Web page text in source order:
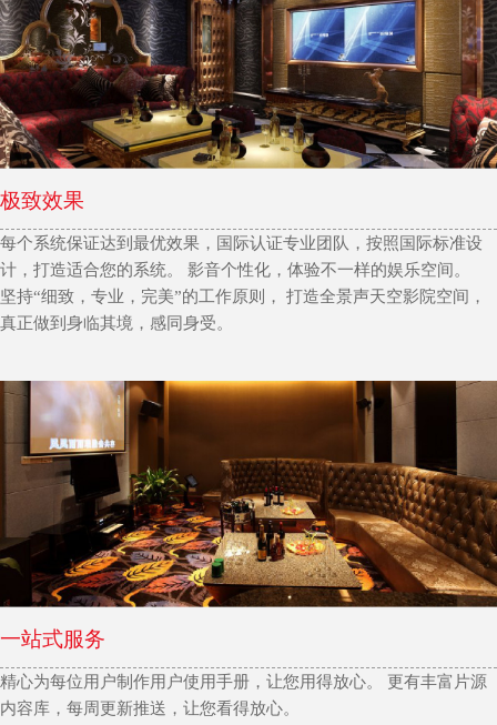
极致效果
每个系统保证达到最优效果，国际认证专业团队，按照国际标准设
计，打造适合您的系统。 影音个性化，体验不一样的娱乐空间。
坚持“细致，专业，完美”的工作原则， 打造全景声天空影院空间，
真正做到身临其境，感同身受。
一站式服务
精心为每位用户制作用户使用手册，让您用得放心。 更有丰富片源
内容库，每周更新推送，让您看得放心。